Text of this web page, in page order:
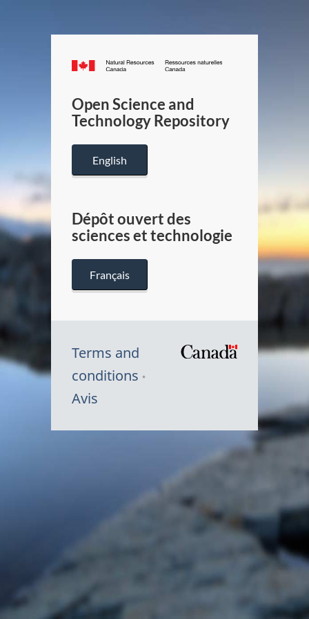
Canada.ca
/
Canada
Open Science and
Technology Repository
English
Dépôt ouvert des
sciences et technologie
Français
Terms and
conditions
Avis
du